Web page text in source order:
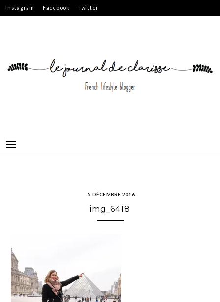
Skip
to
Instagram Facebook Twitter
5 DÉCEMBRE 2016
img_6418